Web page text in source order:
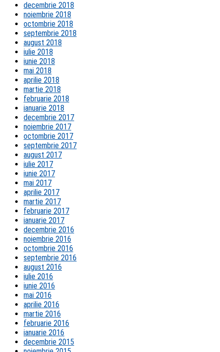
decembrie 2018
noiembrie 2018
octombrie 2018
septembrie 2018
august 2018
iulie 2018
iunie 2018
mai 2018
aprilie 2018
martie 2018
februarie 2018
ianuarie 2018
decembrie 2017
noiembrie 2017
octombrie 2017
septembrie 2017
august 2017
iulie 2017
iunie 2017
mai 2017
aprilie 2017
martie 2017
februarie 2017
ianuarie 2017
decembrie 2016
noiembrie 2016
octombrie 2016
septembrie 2016
august 2016
iulie 2016
iunie 2016
mai 2016
aprilie 2016
martie 2016
februarie 2016
ianuarie 2016
decembrie 2015